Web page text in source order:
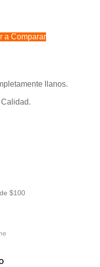
a Comparar
llanos.
$100